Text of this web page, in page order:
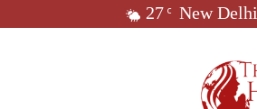
27 C New Delhi
World